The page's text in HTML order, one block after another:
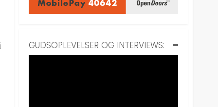
GUDSOPLEVELSER OG INTERVIEWS: